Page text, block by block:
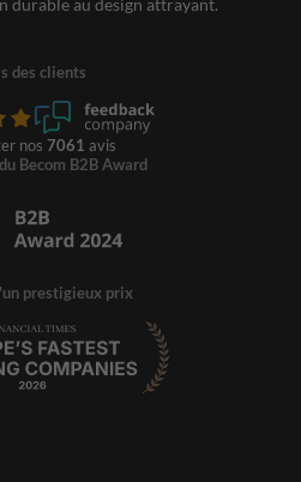
des clients
nos 7061 avis
Becom B2B Award
prestigieux prix